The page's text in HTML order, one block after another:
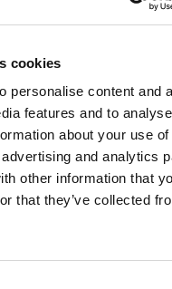
cookies
personalise content and
features and to
about your use
and analytics
other information that
that they’ve collected